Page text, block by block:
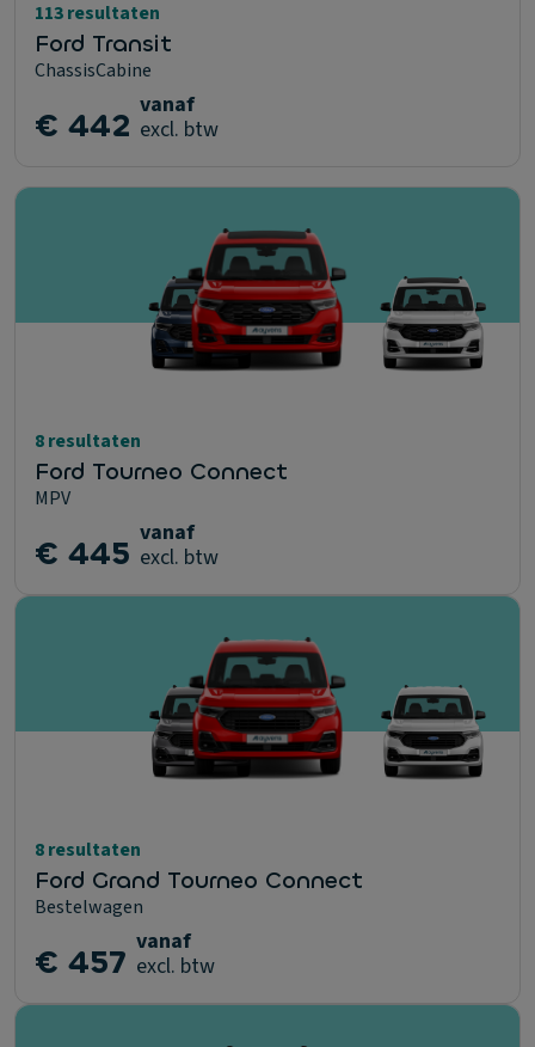
113 resultaten
Ford Transit
ChassisCabine
€ 442 vanaf
excl. btw
8 resultaten
Ford Tourneo Connect
MPV
€ 445 vanaf
excl. btw
8 resultaten
Ford Grand Tourneo Connect
Bestelwagen
€ 457 vanaf
excl. btw